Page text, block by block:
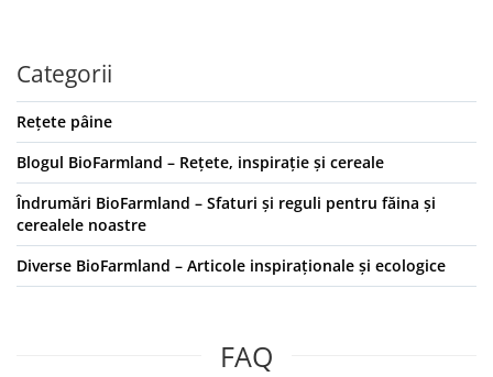
Categorii
Rețete pâine
Blogul BioFarmland – Rețete, inspirație și cereale
Îndrumări BioFarmland – Sfaturi și reguli pentru făina și
cerealele noastre
Diverse BioFarmland – Articole inspiraționale și ecologice
FAQ